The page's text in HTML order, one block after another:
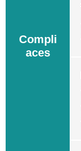
Compli
aces